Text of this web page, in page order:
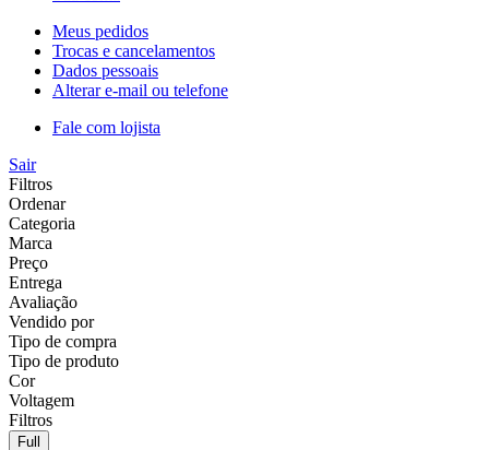
Meus pedidos
Trocas e cancelamentos
Dados pessoais
Alterar e-mail ou telefone
Fale com lojista
Sair
Filtros
Ordenar
Categoria
Marca
Preço
Entrega
Avaliação
Vendido por
Tipo de compra
Tipo de produto
Cor
Voltagem
Filtros
Full